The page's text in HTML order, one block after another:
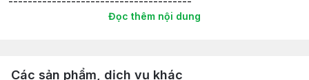
Túi đựng đồ câu gồm có nhiều ngăn, được may từ vải
Túi có chiều dài từ 1m đến 1.7m và có loại 2 ngăn, 3
Đọc thêm nội dung
Các sản phẩm, dịch vụ khác